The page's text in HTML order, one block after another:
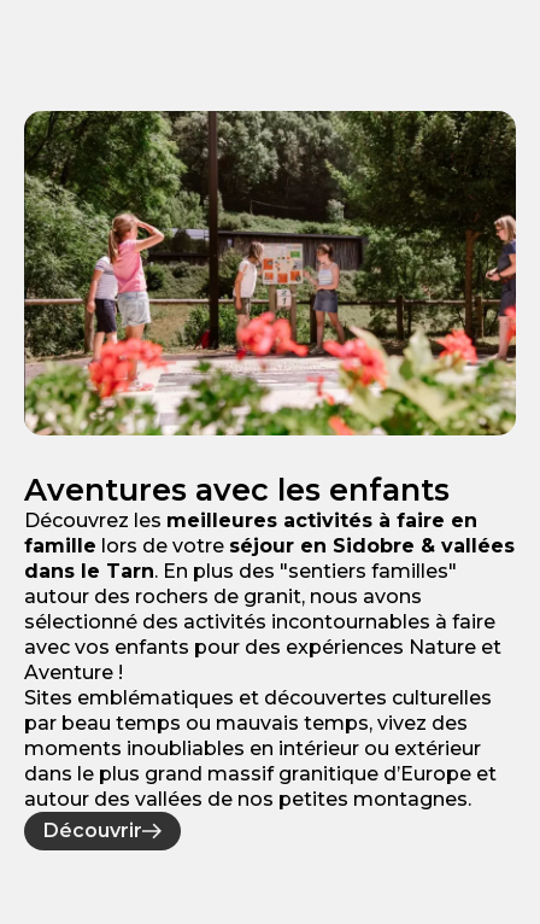
Aventures avec les enfants
Découvrez les meilleures activités à faire en
famille lors de votre séjour en Sidobre & vallées
dans le Tarn. En plus des "sentiers familles"
autour des rochers de granit, nous avons
sélectionné des activités incontournables à faire
avec vos enfants pour des expériences Nature et
Aventure !
Sites emblématiques et découvertes culturelles
par beau temps ou mauvais temps, vivez des
moments inoubliables en intérieur ou extérieur
dans le plus grand massif granitique d’Europe et
autour des vallées de nos petites montagnes.
Découvrir